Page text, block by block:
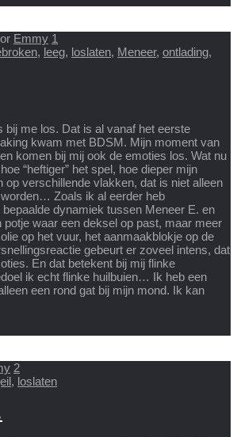
Emmy 1
, leeg, loslaten, Meneer, ontlading,
bij me los. Dat is al vanaf het eerste
kwam met BDSM. Mijn moment van
komen bij mij ook de emoties los. Wat nu
“heftiger” het spel, hoe dieper mijn
op verschillende vlakken, dat is niet alleen
Zoals ik al eerder heb
dynamiek tussen Meneer E. en
potje waar een deksel op past, maar meer
op het vuur, het aanmaakblokje op de
gebeurt er zoveel intens, dat
En dat betekent bij mij flinke
ik echt flinke huilbuien… Ik heb een
een rond gat bij mijn mond. Ik kan
2
, loslaten